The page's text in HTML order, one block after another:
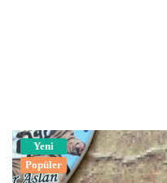
Yeni
Popüler